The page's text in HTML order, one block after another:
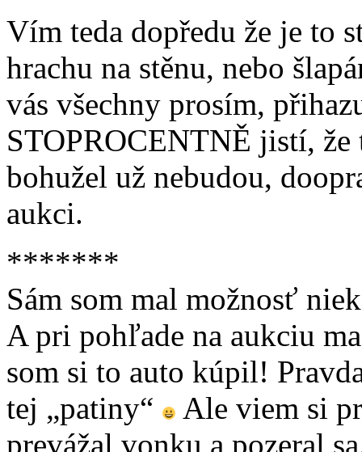
Vím teda dopředu že je to
hrachu na stěnu, nebo
vás všechny prosím,
STOPROCENTNĚ jistí, že
bohužel už nebudou,
aukci.
*******
Sám som mal možnosť
A pri pohľade na aukciu
som si to auto kúpil!
tej „patiny“
Ale viem si
prevážal vonku a pozeral